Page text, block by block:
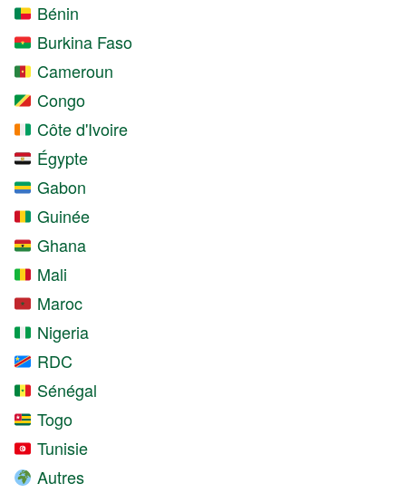
Bénin
Burkina Faso
Cameroun
Congo
Côte d'Ivoire
Égypte
Gabon
Guinée
Ghana
Mali
Maroc
Nigeria
RDC
Sénégal
Togo
Tunisie
Autres